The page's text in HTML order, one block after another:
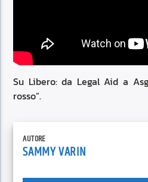
Su Libero: da Legal Aid a
rosso”.
AUTORE
SAMMY VARIN